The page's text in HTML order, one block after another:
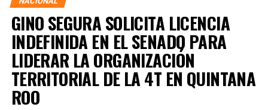
GINO SEGURA SOLICITA LICENCIA
INDEFINIDA EN EL SENADO PARA
LIDERAR LA ORGANIZACIÓN
TERRITORIAL DE LA 4T EN QUINTANA
ROO